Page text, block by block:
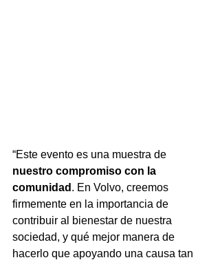
“Este evento es una muestra de
nuestro compromiso con la
comunidad . En Volvo, creemos
firmemente en la importancia de
contribuir al bienestar de nuestra
sociedad, y qué mejor manera de
hacerlo que apoyando una causa tan